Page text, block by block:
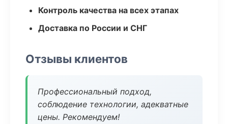
Контроль качества на всех этапах
Доставка по России и СНГ
Отзывы клиентов
Профессиональный подход,
соблюдение технологии, адекватные
цены. Рекомендуем!